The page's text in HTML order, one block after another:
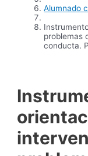
Alumnado
problemas
conducta.